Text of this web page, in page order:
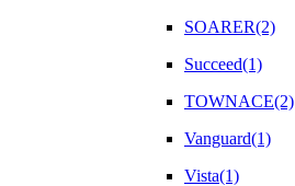
SOARER(2)
Succeed(1)
TOWNACE(2)
Vanguard(1)
Vista(1)